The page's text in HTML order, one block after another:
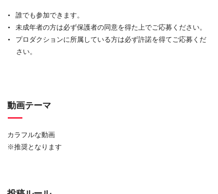
誰でも参加できます。
未成年者の方は必ず保護者の同意を得た上でご応募ください。
プロダクションに所属している方は必ず許諾を得てご応募くだ
さい。
動画テーマ
カラフルな動画
※推奨となります